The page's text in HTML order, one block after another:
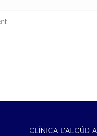
CLÍNICA L’ALCÚDIA